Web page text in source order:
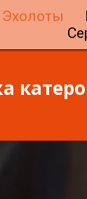
Эхолоты